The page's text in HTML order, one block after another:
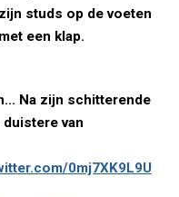
studs op de voeten
een klap.
Na zijn schitterende
van
0mj7XK9L9U